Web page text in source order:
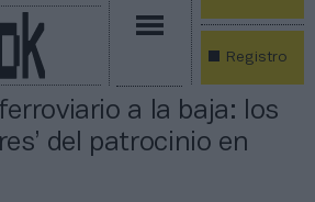
Registro
a la baja: los
del patrocinio en